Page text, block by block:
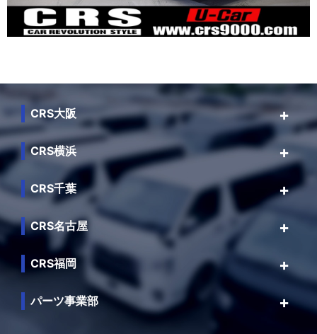
CRS大阪
CRS横浜
CRS千葉
CRS名古屋
CRS福岡
パーツ事業部